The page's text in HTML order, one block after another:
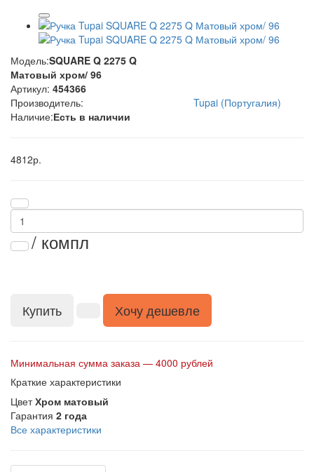
Модель:SQUARE Q 2275 Q
Матовый хром/ 96
Артикул: 454366
Производитель:
Tupai (Португалия)
Наличие:Есть в наличии
4812р.
/ компл
Купить Хочу дешевле
Минимальная сумма заказа — 4000 рублей
Краткие характеристики
Цвет Хром матовый
Гарантия 2 года
Все характеристики